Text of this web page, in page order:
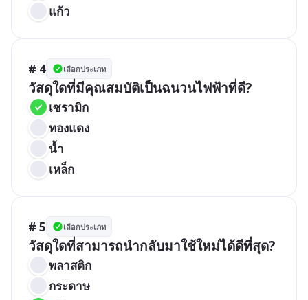
แก้ว
# 4 เลือกประเภท
วัสดุใดที่มีคุณสมบัติเป็นฉนวนไฟฟ้าที่ดี?
เซรามิก
ทองแดง
น้ำ
เหล็ก
# 5 เลือกประเภท
วัสดุใดที่สามารถนำกลับมาใช้ใหม่ได้ดีที่สุด?
พลาสติก
กระดาษ